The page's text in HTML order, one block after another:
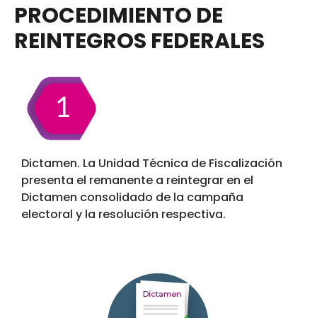
PROCEDIMIENTO DE
REINTEGROS FEDERALES
Dictamen. La Unidad Técnica de Fiscalización
presenta el remanente a reintegrar en el
Dictamen consolidado de la campaña
electoral y la resolución respectiva.